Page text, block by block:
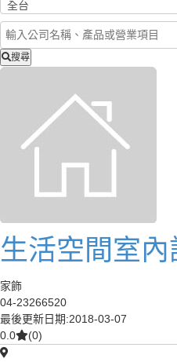
搜尋
生活空間室
家飾
04-23266520
最後更新日期:2018-03-07
0.0
(0)